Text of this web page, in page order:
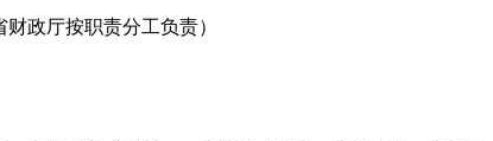
政厅按职责分工负责）